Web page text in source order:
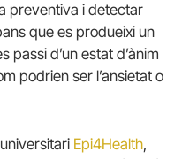
preventiva i detectar
que es produeixi un
passi d’un estat d’ànim
podrien ser l’ansietat o
Epi4Health,